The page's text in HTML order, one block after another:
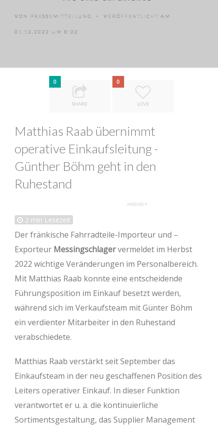
VON PRESSEMITTEILUNG • VERÖFFENTLICHT AM
01.12.2022 UM 8:22
0
SHARE
0
LOVE
Matthias Raab übernimmt
operative Einkaufsleitung -
Günther Böhm geht in den
Ruhestand
2 min Lesezeit
Der fränkische Fahrradteile-Importeur und –
Exporteur Messingschlagervermeldet im Herbst
2022 wichtige Veränderungen im Personalbereich.
Mit Matthias Raab konnte eine entscheidende
Führungsposition im Einkauf besetzt werden,
während sich im Verkaufsteam mit Günter Böhm
ein verdienter Mitarbeiter in den Ruhestand
verabschiedete.
Matthias Raab verstärkt seit September das
Einkaufsteam in der neu geschaffenen Position des
Leiters operativer Einkauf. In dieser Funktion
verantwortet er u. a. die kontinuierliche
Sortimentsgestaltung, das Supplier Management